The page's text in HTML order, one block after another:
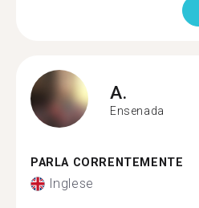
A.
Ensenada
PARLA CORRENTEMENTE
Inglese